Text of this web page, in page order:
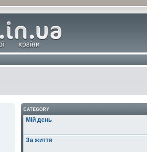
CATEGORY
Мій день
За життя